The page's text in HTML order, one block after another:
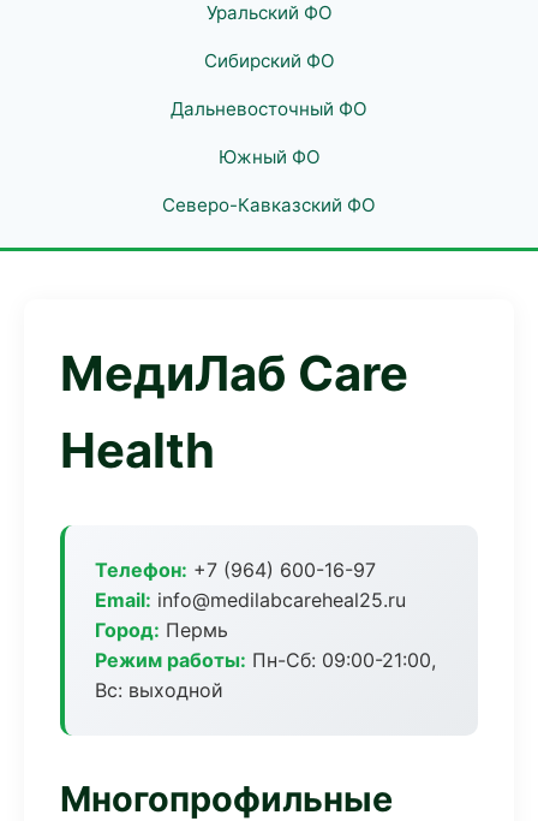
Уральский ФО
Сибирский ФО
Дальневосточный ФО
Южный ФО
Северо-Кавказский ФО
МедиЛаб Care
Health
Телефон: +7 (964) 600-16-97
Email: info@medilabcareheal25.ru
Город: Пермь
Режим работы: Пн-Сб: 09:00-21:00,
Вс: выходной
Многопрофильные